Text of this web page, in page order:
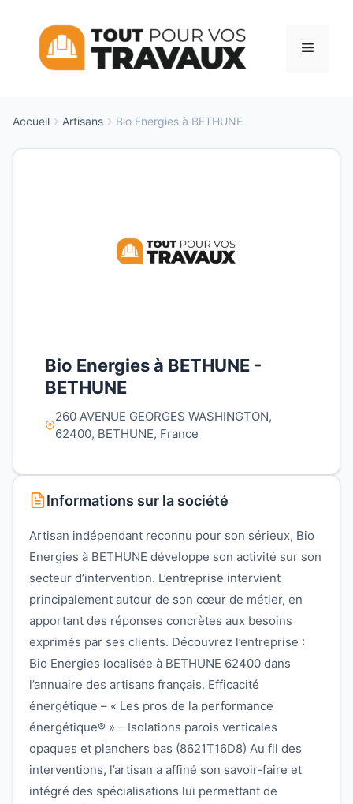
contenu
Menu
Accueil Artisans Bio Energies à BETHUNE
Bio Energies à BETHUNE -
BETHUNE
260 AVENUE GEORGES WASHINGTON,
62400, BETHUNE, France
Informations sur la société
Artisan indépendant reconnu pour son sérieux, Bio
Energies à BETHUNE développe son activité sur son
secteur d’intervention. L’entreprise intervient
principalement autour de son cœur de métier, en
apportant des réponses concrètes aux besoins
exprimés par ses clients. Découvrez l’entreprise :
Bio Energies localisée à BETHUNE 62400 dans
l’annuaire des artisans français. Efficacité
énergétique – « Les pros de la performance
énergétique® » – Isolations parois verticales
opaques et planchers bas (8621T16D8) Au fil des
interventions, l’artisan a affiné son savoir-faire et
intégré des spécialisations lui permettant de